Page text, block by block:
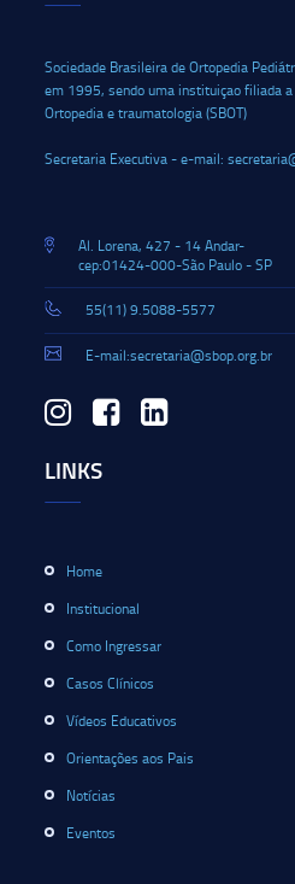
Sociedade Brasileira de Ortopedia
em 1995, sendo uma instituiçao filiada
Ortopedia e traumatologia (SBOT)
Secretaria Executiva - e-mail:
Al. Lorena, 427 - 14 Andar-
cep:01424-000-São Paulo - SP
55(11) 9.5088-5577
E-mail:secretaria@sbop.org.br
LINKS
Home
Institucional
Como Ingressar
Casos Clínicos
Vídeos Educativos
Orientações aos Pais
Notícias
Eventos